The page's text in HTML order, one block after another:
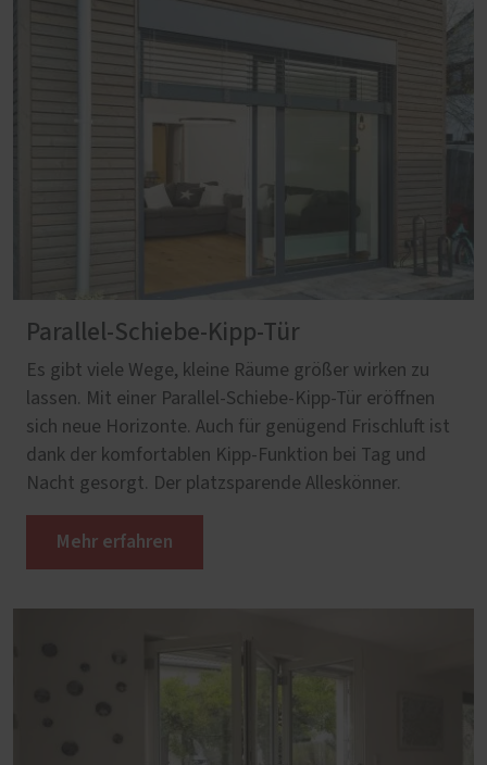
Parallel-Schiebe-Kipp-Tür
Es gibt viele Wege, kleine Räume größer wirken zu
lassen. Mit einer Parallel-Schiebe-Kipp-Tür eröffnen
sich neue Horizonte. Auch für genügend Frischluft ist
dank der komfortablen Kipp-Funktion bei Tag und
Nacht gesorgt. Der platzsparende Alleskönner.
Mehr erfahren